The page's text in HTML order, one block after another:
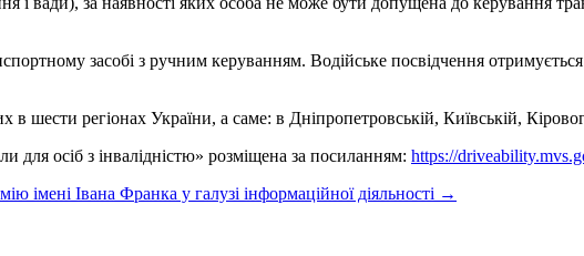
засобі з ручним керуванням. Водійське посвідчення
шести регіонах України, а саме: в Дніпропетровській, Київській,
осіб з інвалідністю» розміщена за посиланням: https://
імені Івана Франка у галузі інформаційної діяльності →